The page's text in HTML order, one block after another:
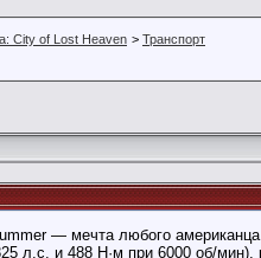
City of Lost Heaven > Транспорт
— мечта любого
л.с. и 488 Н·м при 6000 об/